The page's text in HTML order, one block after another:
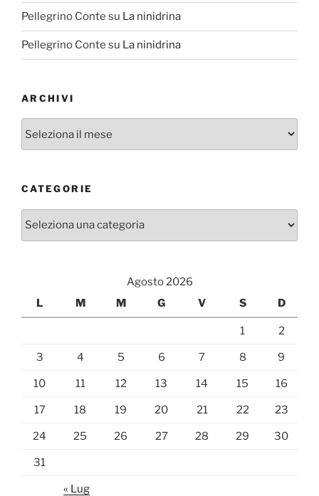
Pellegrino Conte su La ninidrina
Pellegrino Conte su La ninidrina
ARCHIVI
CATEGORIE
Agosto 2026
L
M M G V S D
1 2
3 4 5 6 7 8 9
10 11 12 13 14 15 16
17 18 19 20 21 22 23
24 25 26 27 28 29 30
31
« Lug